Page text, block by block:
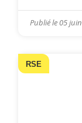
viennent
Durable –
Publié le05
RSE